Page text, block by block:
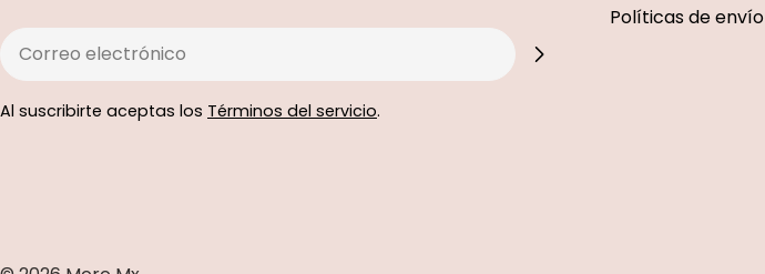
Correo
electrónico
Al suscribirte aceptas los Términos del servicio.
Políticas de envío